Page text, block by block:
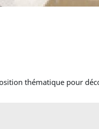
thématique pour